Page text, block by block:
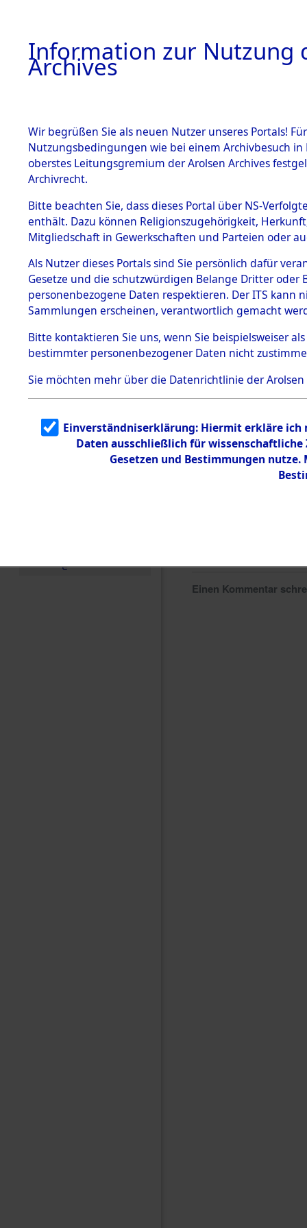
BESTÄNDE
1.
mente
5. Verschiedenes
5.3
Todesmärsche
5.3.1 Alliierte
Erhebungen
zu
Todesmärsch
en
5.3.2
g
5.3.3
Todesmärsch
e
- Sieber
Einen Kommentar
Information zur Nutzung
Archives
Wir begrüßen Sie als neuen Nutzer unseres Portals!
Nutzungsbedingungen wie bei einem Archivbesuch
oberstes Leitungsgremium der Arolsen Archives
Archivrecht.
Bitte beachten Sie, dass dieses Portal über NS-
enthält. Dazu können Religionszugehörigkeit,
Mitgliedschaft in Gewerkschaften und Parteien oder
Als Nutzer dieses Portals sind Sie persönlich dafür
Gesetze und die schutzwürdigen Belange Dritter
personenbezogene Daten respektieren. Der ITS
Sammlungen erscheinen, verantwortlich gemacht
Bitte kontaktieren Sie uns, wenn Sie beispielsweiser
bestimmter personenbezogener Daten nicht
Sie möchten mehr über die Datenrichtlinie der Arolsen
Einverständniserklärung: Hiermit erkläre ich
Daten ausschließlich für
Gesetzen und Bestimmungen